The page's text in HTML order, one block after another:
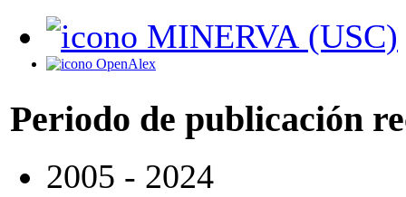
MINERVA (USC)
OpenAlex
Periodo de publicación
2005 - 2024